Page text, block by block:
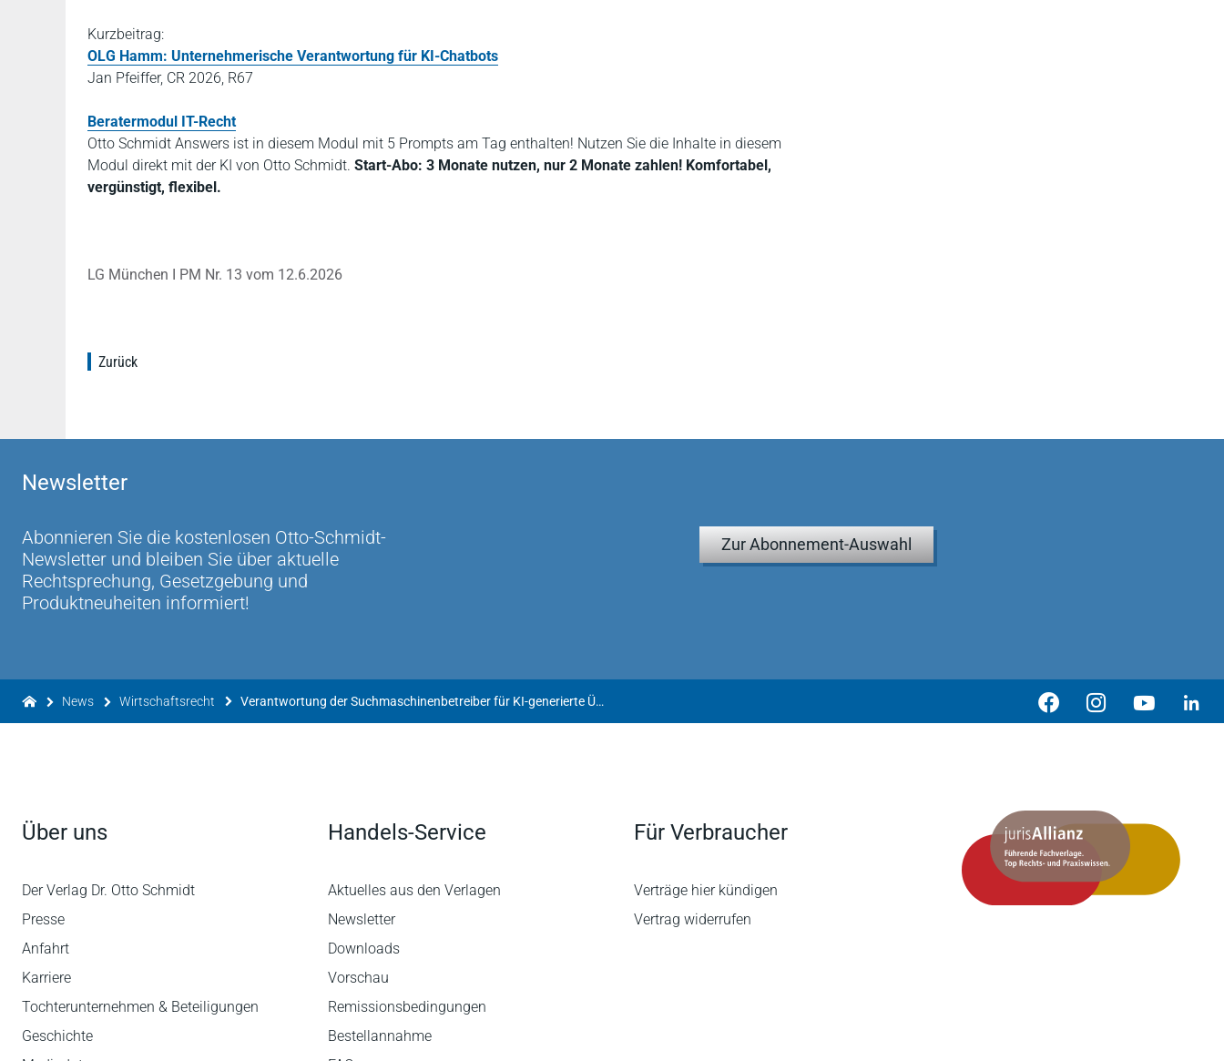
Kurzbeitrag:
OLG Hamm: Unternehmerische Verantwortung für KI‑Chatbots
Jan Pfeiffer, CR 2026, R67
Beratermodul IT-Recht
Otto Schmidt Answers ist in diesem Modul mit 5 Prompts am Tag enthalten! Nutzen Sie die Inhalte in diesem
Modul direkt mit der KI von Otto Schmidt. Start-Abo: 3 Monate nutzen, nur 2 Monate zahlen! Komfortabel,
vergünstigt, flexibel.
LG München I PM Nr. 13 vom 12.6.2026
Zurück
Newsletter
Abonnieren Sie die kostenlosen Otto-Schmidt-
Newsletter und bleiben Sie über aktuelle
Rechtsprechung, Gesetzgebung und
Produktneuheiten informiert!
Zur Abonnement-Auswahl
News Wirtschaftsrecht Verantwortung der Suchmaschinenbetreiber für KI-generierte Übersichtsaussagen
Über uns
Der Verlag Dr. Otto Schmidt
Presse
Anfahrt
Karriere
Tochterunternehmen & Beteiligungen
Geschichte
Handels-Service
Aktuelles aus den Verlagen
Newsletter
Downloads
Vorschau
Remissionsbedingungen
Bestellannahme
Für Verbraucher
Verträge hier kündigen
Vertrag widerrufen